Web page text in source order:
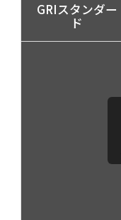
GRIスタンダー
ド